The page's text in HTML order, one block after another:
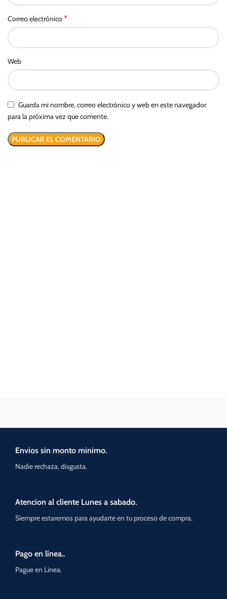
Correo electrónico*
Web
Guarda mi nombre, correo electrónico y web en este navegador
para la próxima vez que comente.
Envios sin monto minimo.
Nadie rechaza, disgusta.
Atencion al cliente Lunes a sabado.
Siempre estaremos para ayudarte en tu proceso de compra.
Pago en línea..
Pague en Linea.